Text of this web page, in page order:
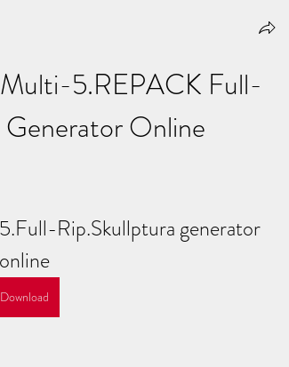
5.REPACK Full-
Online
Rip.Skullptura generator
online
Download